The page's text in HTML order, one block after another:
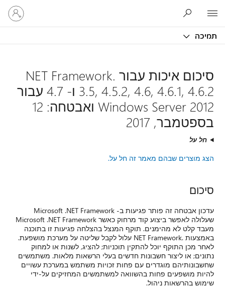
תמיכה
היכנס
לחשבון
שלך
סיכום איכות עבור .NET Framework
3.5, 4.5.2, 4.6, 4.6.1, 4.6.2 ו- 4.7 עבור
Windows Server 2012 ואבטחה: 12
בספטמבר, 2017
חל על
הצג מוצרים שבהם מאמר זה חל על.
סיכום
עדכון אבטחה זה פותר פגיעות ב- Microsoft .NET Framework
שעלולה לאפשר ביצוע קוד מרחוק כאשר Microsoft .NET Framework
מעבד קלט לא מהימנים. תוקף המנצל בהצלחה פגיעות זו בתוכנה
באמצעות .NET Framework עלול לקבל שליטה על מערכת מושפעת.
לאחר מכן התוקף יוכל להתקין תוכניות; להציג, לשנות או למחוק
נתונים; או ליצור חשבונות חדשים בעלי הרשאות מלאות. משתמשים
שחשבונותיהם מוגדרים עם פחות זכויות משתמש במערכת עשויים
להיות מושפעים פחות בהשוואה למשתמשים המחזיקים על-ידי
שימוש בהרשאות ניהול.